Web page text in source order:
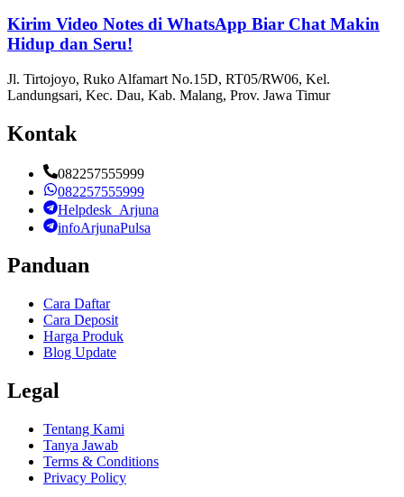
Kirim Video Notes di WhatsApp Biar Chat Makin
Hidup dan Seru!
Jl. Tirtojoyo, Ruko Alfamart No.15D, RT05/RW06, Kel.
Landungsari, Kec. Dau, Kab. Malang, Prov. Jawa Timur
Kontak
082257555999
082257555999
Helpdesk_Arjuna
infoArjunaPulsa
Panduan
Cara Daftar
Cara Deposit
Harga Produk
Blog Update
Legal
Tentang Kami
Tanya Jawab
Terms & Conditions
Privacy Policy